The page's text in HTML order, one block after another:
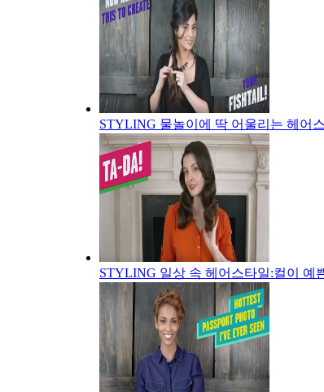
STYLING 물놀이에 딱 어울리는 헤어
STYLING 일상 속 헤어스타일:컬이 예